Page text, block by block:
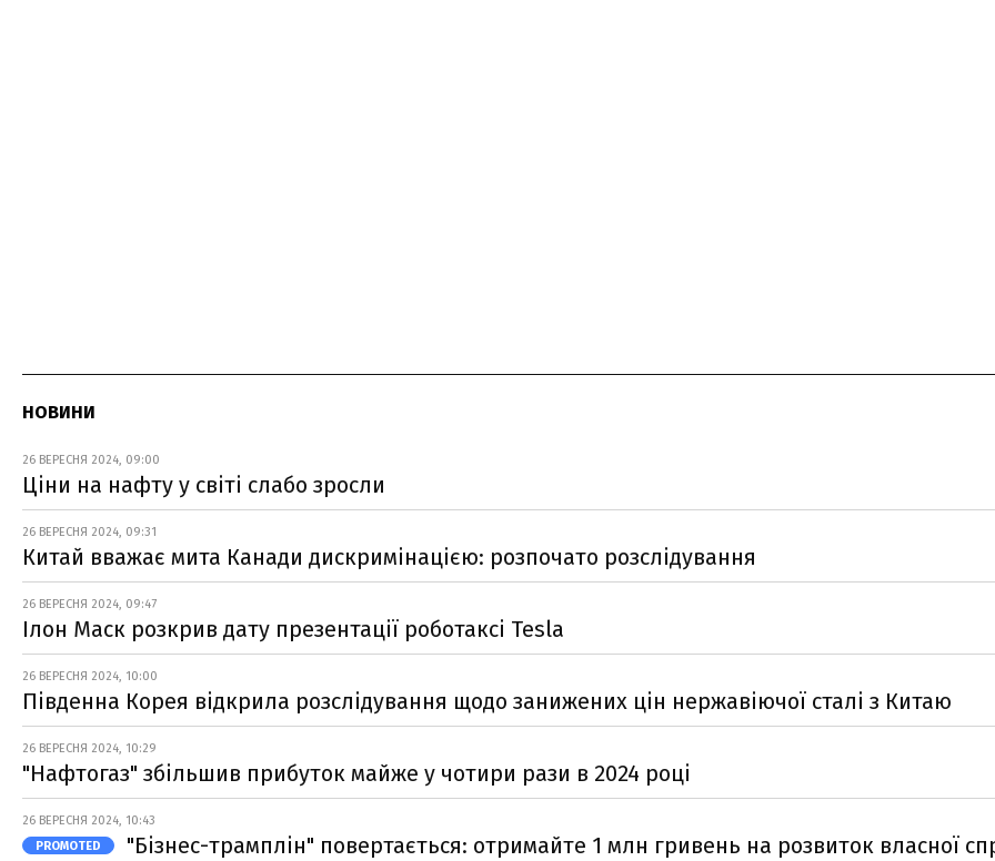
НОВИНИ
26 ВЕРЕСНЯ 2024, 09:00
Ціни на нафту у світі слабо зросли
26 ВЕРЕСНЯ 2024, 09:31
Китай вважає мита Канади дискримінацією: розпочато розслідування
26 ВЕРЕСНЯ 2024, 09:47
Ілон Маск розкрив дату презентації роботаксі Tesla
26 ВЕРЕСНЯ 2024, 10:00
Південна Корея відкрила розслідування щодо занижених цін нержавіючої сталі з Китаю
26 ВЕРЕСНЯ 2024, 10:29
"Нафтогаз" збільшив прибуток майже у чотири рази в 2024 році
26 ВЕРЕСНЯ 2024, 10:43
PROMOTED
"Бізнес-трамплін" повертається: отримайте 1 млн гривень на розвиток власної